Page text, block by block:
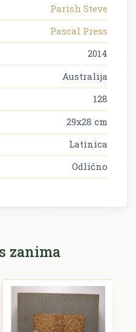
Parish Steve
Pascal Press
2014
Australija
128
29x28 cm
Latinica
Odlično
zanima